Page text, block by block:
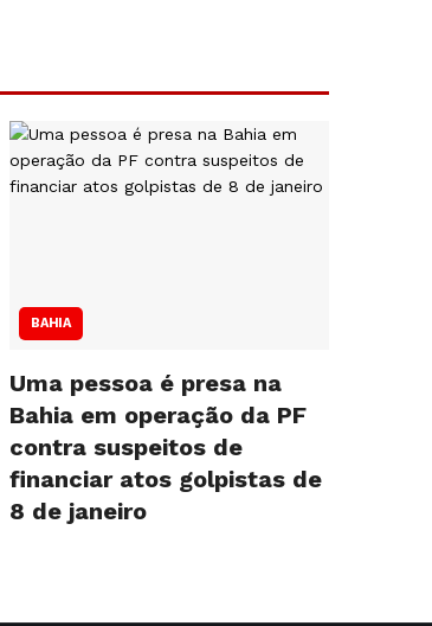
BAHIA
Uma pessoa é presa na
Bahia em operação da PF
contra suspeitos de
financiar atos golpistas de
8 de janeiro